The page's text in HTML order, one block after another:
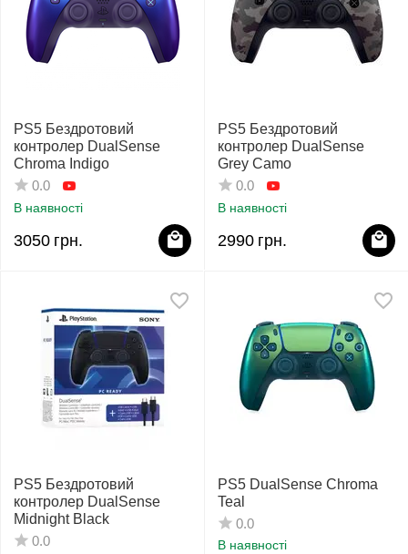
PS5 Бездротовий
контролер DualSense
Chroma Indigo
0.0
В наявності
3050 грн.
PS5 Бездротовий
контролер DualSense
Grey Camo
0.0
В наявності
2990 грн.
PS5 Бездротовий
контролер DualSense
Midnight Black
0.0
PS5 DualSense Chroma
Teal
0.0
В наявності